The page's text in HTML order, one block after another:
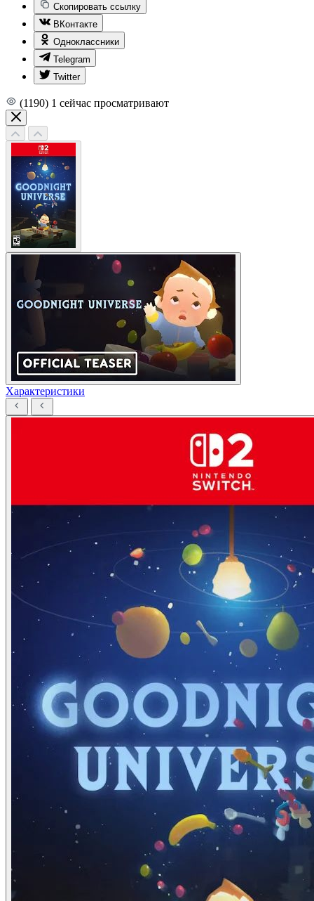
Скопировать ссылку
ВКонтакте
Одноклассники
Telegram
Twitter
(1190) 1 сейчас просматривают
Характеристики